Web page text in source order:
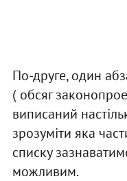
По-друге, один
( обсяг
виписаний
зрозуміти яка
списку
можливим.